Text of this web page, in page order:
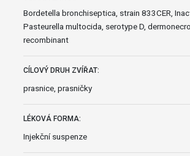
Bordetella bronchiseptica, strain 833CER,
Pasteurella multocida, serotype D,
recombinant
CÍLOVÝ DRUH ZVÍŘAT:
prasnice, prasničky
LÉKOVÁ FORMA:
Injekční suspenze